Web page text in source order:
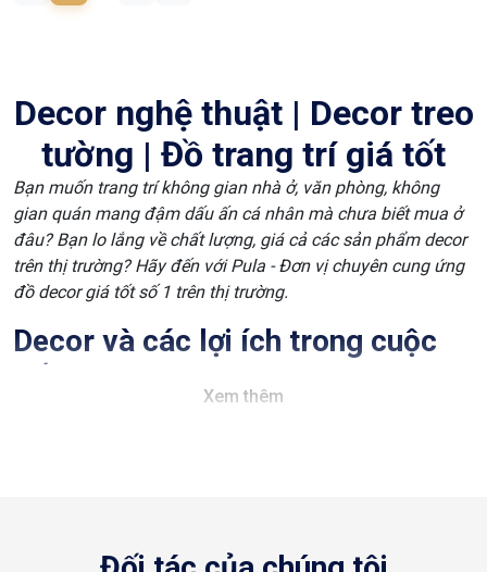
Decor nghệ thuật | Decor treo
tường | Đồ trang trí giá tốt
Bạn muốn trang trí không gian nhà ở, văn phòng, không
gian quán mang đậm dấu ấn cá nhân mà chưa biết mua ở
đâu? Bạn lo lắng về chất lượng, giá cả các sản phẩm decor
trên thị trường? Hãy đến với Pula - Đơn vị chuyên cung ứng
đồ decor giá tốt số 1 trên thị trường.
Decor và các lợi ích trong cuộc
sống
Decor là một thuật ngữ được sử dụng rộng rãi trong nhiều
độc đáo và phản ánh tính cá nhân.
Xem thêm